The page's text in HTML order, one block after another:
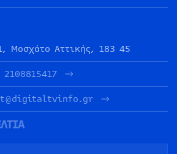
Μοσχάτο Αττικής, 183 45
2108815417